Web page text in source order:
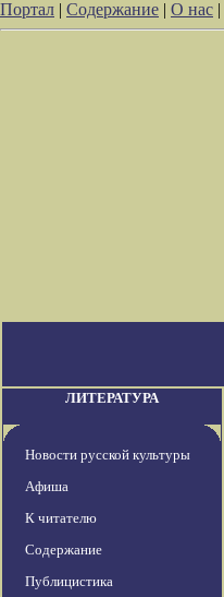
Портал | Содержание | О нас |
ЛИТЕРАТУРА
Новости русской культуры
Афиша
К читателю
Содержание
Публицистика